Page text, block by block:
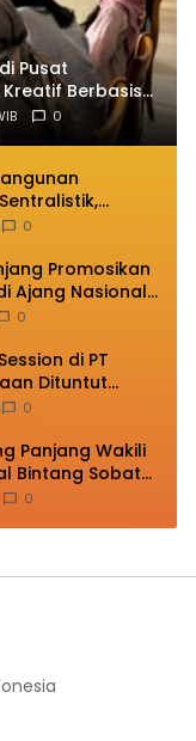
Pusat
Berbasis
0
Ruang
0
Promosikan
Ajang Nasional
0
di PT
Dituntut
0
Panjang Wakili
Bintang Sobat
0